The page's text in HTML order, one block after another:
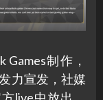
Games制作，
力宣发，社媒